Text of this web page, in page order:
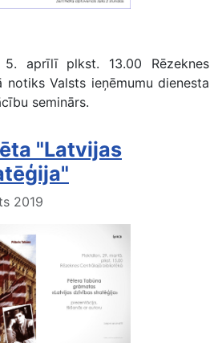
plkst. 13.00 Rēzeknes
notiks Valsts ieņēmumu dienesta
seminārs.
"Latvijas
2019